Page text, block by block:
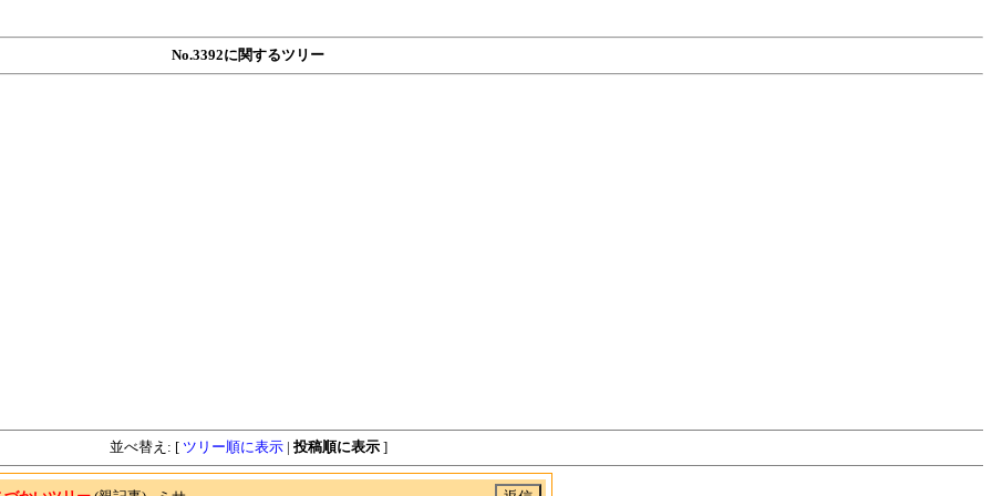
No.3392に関するツリー
並べ替え: [ ツリー順に表示| 投稿順に表示]